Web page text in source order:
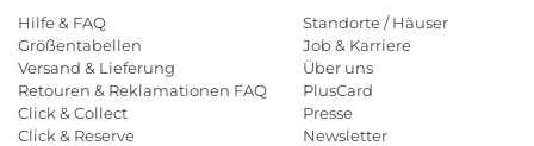
Hilfe & FAQ
Größentabellen
Versand & Lieferung
Retouren & Reklamationen FAQ
Click & Collect
Click & Reserve
Standorte / Häuser
Job & Karriere
Über uns
PlusCard
Presse
Newsletter